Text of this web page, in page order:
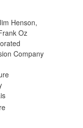
Henson,
Oz
Company